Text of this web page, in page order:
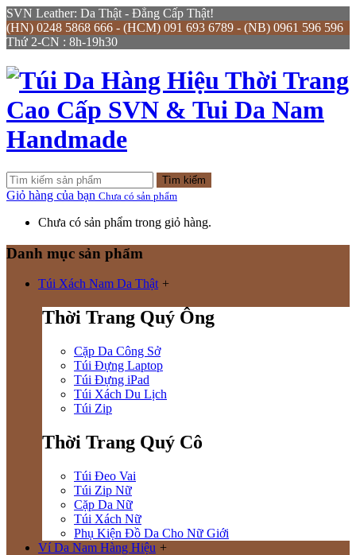
SVN Leather: Da Thật - Đẳng Cấp Thật!
(HN) 0248 5868 666 - (HCM) 091 693 6789 - (NB) 0961 596 596
Thứ 2-CN : 8h-19h30
Tìm kiếm
Giỏ hàng của bạn Chưa có sản phẩm
Chưa có sản phẩm trong giỏ hàng.
Danh mục sản phẩm
Túi Xách Nam Da Thật +
Thời Trang Quý Ông
Cặp Da Công Sở
Túi Đựng Laptop
Túi Đựng iPad
Túi Xách Du Lịch
Túi Zip
Thời Trang Quý Cô
Túi Đeo Vai
Túi Zip Nữ
Cặp Da Nữ
Túi Xách Nữ
Phụ Kiện Đồ Da Cho Nữ Giới
Ví Da Nam Hàng Hiệu +